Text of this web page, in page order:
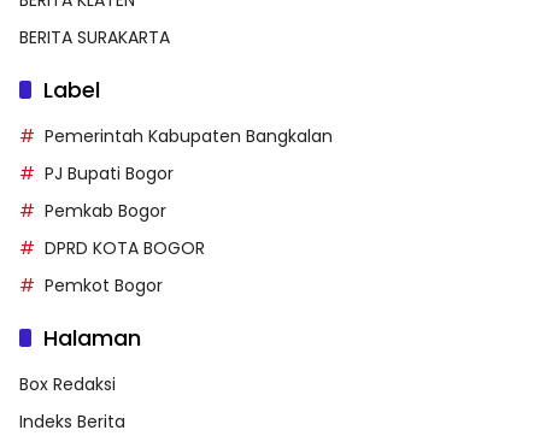
BERITA SURAKARTA
Label
Pemerintah Kabupaten Bangkalan
PJ Bupati Bogor
Pemkab Bogor
DPRD KOTA BOGOR
Pemkot Bogor
Halaman
Box Redaksi
Indeks Berita